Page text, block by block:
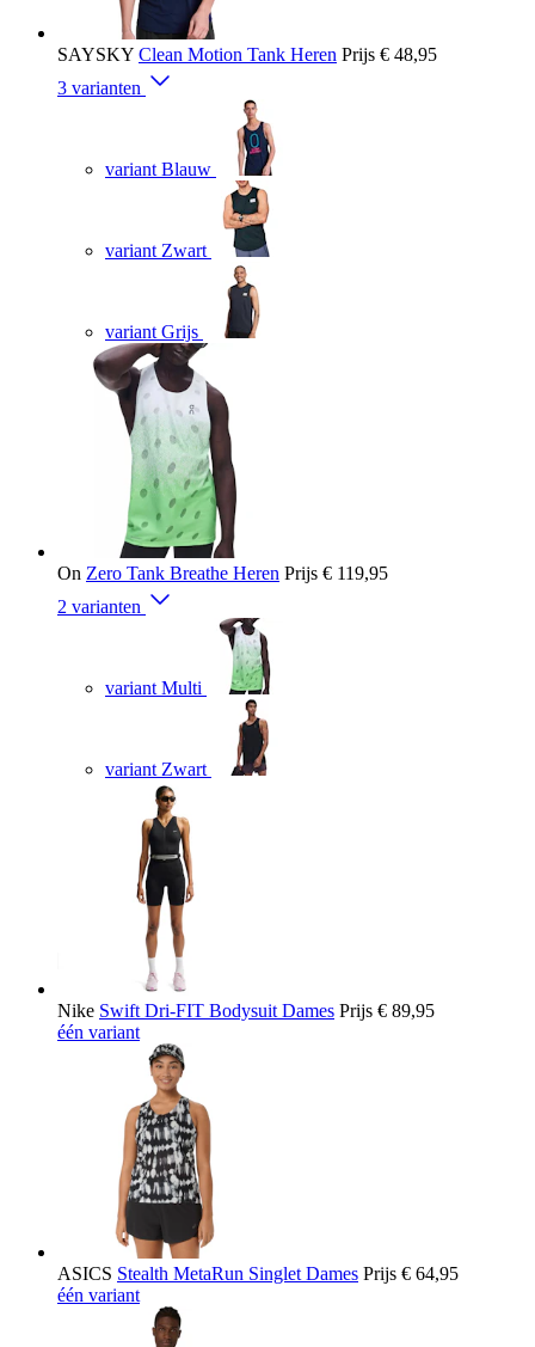
SAYSKY Clean Motion Tank Heren Prijs € 48,95
3 varianten
variant Blauw
variant Zwart
variant Grijs
On Zero Tank Breathe Heren Prijs € 119,95
2 varianten
variant Multi
variant Zwart
Nike Swift Dri-FIT Bodysuit Dames Prijs € 89,95
één variant
ASICS Stealth MetaRun Singlet Dames Prijs € 64,95
één variant